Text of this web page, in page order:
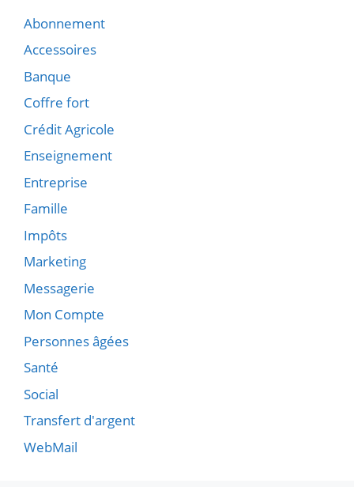
Abonnement
Accessoires
Banque
Coffre fort
Crédit Agricole
Enseignement
Entreprise
Famille
Impôts
Marketing
Messagerie
Mon Compte
Personnes âgées
Santé
Social
Transfert d'argent
WebMail